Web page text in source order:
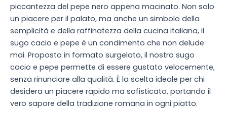
piccantezza del pepe nero appena macinato. Non solo
un piacere per il palato, ma anche un simbolo della
semplicità e della raffinatezza della cucina italiana, il
sugo cacio e pepe è un condimento che non delude
mai. Proposto in formato surgelato, il nostro sugo
cacio e pepe permette di essere gustato velocemente,
senza rinunciare alla qualità. È la scelta ideale per chi
desidera un piacere rapido ma sofisticato, portando il
vero sapore della tradizione romana in ogni piatto.